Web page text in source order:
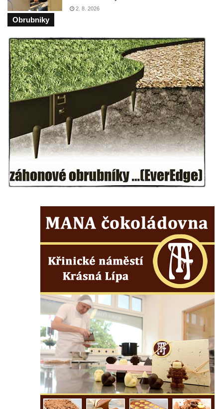
Hrob vojáků Rudé armády na hřbitově v
Račicích
Hrob Jiřího Dovhomilji na hřbitově v
Račicích
Hrob Antonína Medáčka na hřbitově v
Račicích
Hrob Josefa Moravce a Miroslava Moravce
na hřbitově v Dobříni
Pomník obětem válek na hřbitově v Dobříni
Pomník obětem 1. světové války v Lužici
Kenotaf Josefa Matese na hřbitově v Lužici
Pamětní deska Giuseppe Capella na
hřbitově v Lužici
Kenotaf Antonína Krause na hřbitově v
Lužici
Pomník vojákům Rudé armády na hřbitově
v Kozlech
Pamětní deska pochodu smrti v Saupsdorfu
Pomník obětem 2. světové války v parku
Walthera von der Vogelweide v Duchcově
Památník obětem holokaustu v Lipové ulici
v Duchcově
Pomník obětem válek v Jeníkově
Pamětní deska obětem 1. světové války na
kapli Panny Marie v Lahošti
Pomník obětem 2. světové války v parku v
Mikulášovicích
2. 8. 2026
Obrubniky